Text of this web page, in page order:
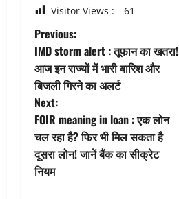
Visitor Views : 61
P
o
s
t
n
a
Previous:
IMD storm alert : तूफान का खतरा!
आज इन राज्यों में भारी बारिश और
बिजली गिरने का अलर्ट
Next:
FOIR meaning in loan : एक लोन
चल रहा है? फिर भी मिल सकता है
दूसरा लोन! जानें बैंक का सीक्रेट
नियम